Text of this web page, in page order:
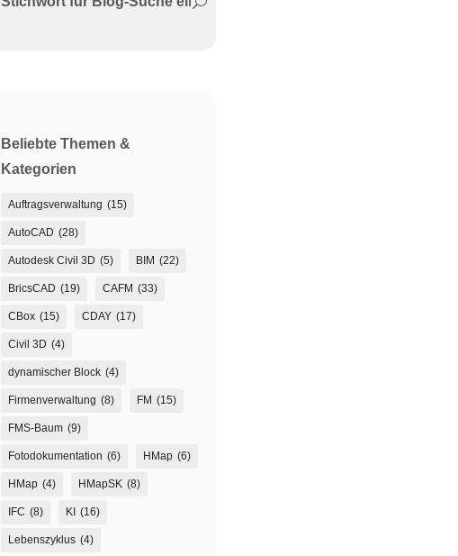
Beliebte Themen &
Kategorien
Auftragsverwaltung (15)
AutoCAD (28)
Autodesk Civil 3D (5) BIM (22)
BricsCAD (19) CAFM (33)
CBox (15) CDAY (17)
Civil 3D (4)
dynamischer Block (4)
Firmenverwaltung (8) FM (15)
FMS-Baum (9)
Fotodokumentation (6) HMap (6)
HMap (4) HMapSK (8)
IFC (8) KI (16)
Lebenszyklus (4)